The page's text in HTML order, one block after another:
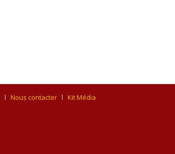
Nous contacter Kit Média